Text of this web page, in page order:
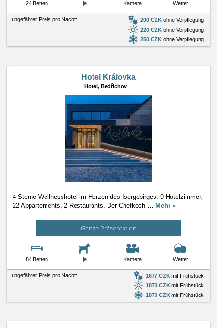
24 Betten ja Kamera Wetter
ungefährer Preis pro Nacht: 200 CZK ohne Verpflegung
220 CZK ohne Verpflegung
250 CZK ohne Verpflegung
Hotel Královka
Hotel, Bedřichov
4-Sterne-Wellnesshotel im Herzen des Isergebirges. 9 Hotelzimmer,
22 Appartements, 2 Restaurants. Der Chefkoch … Mehr »
Ganze Präsentation
84 Betten ja Kamera Wetter
ungefährer Preis pro Nacht: 1677 CZK mit Frühstück
1870 CZK mit Frühstück
1870 CZK mit Frühstück